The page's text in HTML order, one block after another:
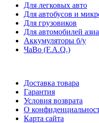
Для легковых авто
Для автобусов и
Для грузовиков
Для автомобилей
Аккумуляторы б/у
ЧаВо (F.A.Q.)
Доставка товара
Гарантия
Условия возврата
О
Карта сайта